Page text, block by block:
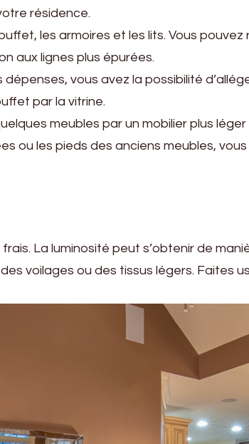
résidence.
les armoires et les lits. Vous
aux lignes plus épurées.
vous avez la possibilité
par la vitrine.
meubles par un mobilier plus
ou les pieds des anciens meubles,
La luminosité peut s’obtenir de
voilages ou des tissus légers. Faites